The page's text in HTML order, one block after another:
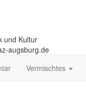
und Kultur
augsburg.de
Vermischtes